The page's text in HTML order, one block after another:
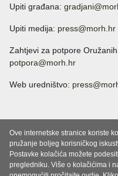
Upiti građana:
Upiti medija: press@morh.hr
Zahtjevi za potpore
potpora@morh.hr
Web uredništvo:
Ove internetske stranice koriste
pružanje boljeg korisničkog
Postavke kolačića možete
pregledniku. Više o kolačićima i